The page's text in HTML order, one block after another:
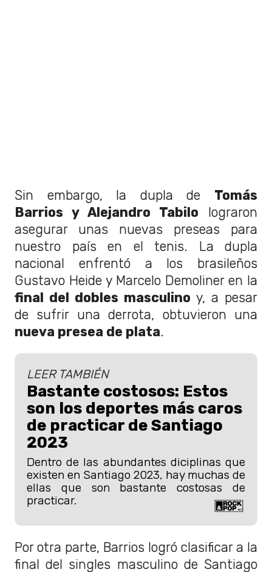
Sin embargo, la dupla de Tomás
Barrios y Alejandro Tabilo lograron
asegurar unas nuevas preseas para
nuestro país en el tenis. La dupla
nacional enfrentó a los brasileños
Gustavo Heide y Marcelo Demoliner en la
final del dobles masculino y, a pesar
de sufrir una derrota, obtuvieron una
nueva presea de plata.
LEER TAMBIÉN
Bastante costosos: Estos
son los deportes más caros
de practicar de Santiago
2023
Dentro de las abundantes diciplinas que
existen en Santiago 2023, hay muchas de
ellas que son bastante costosas de
practicar.
Por otra parte, Barrios logró clasificar a la
final del singles masculino de Santiago